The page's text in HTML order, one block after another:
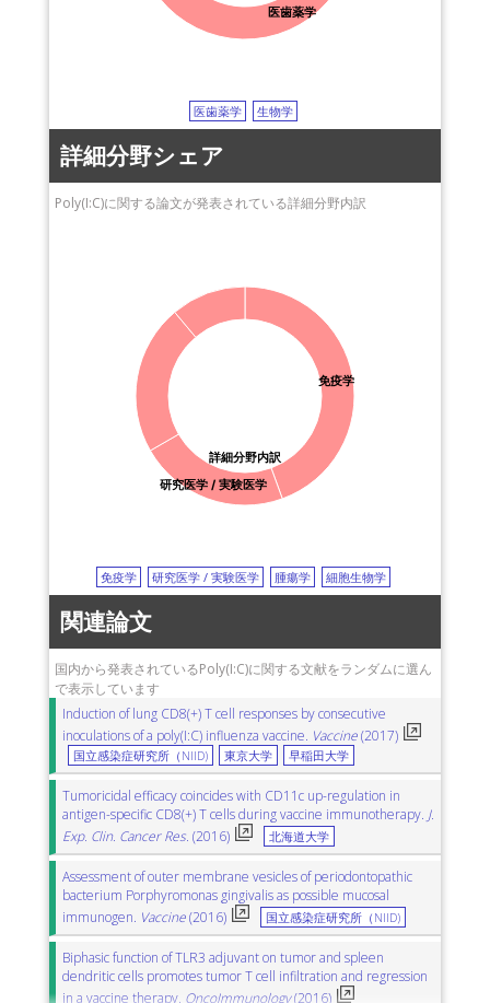
医歯薬学
医歯薬学 生物学
詳細分野シェア
Poly(I:C)に関する論文が発表されている詳細分野内訳
詳細分野内訳
免疫学
研究医学 / 実験医学
免疫学 研究医学 / 実験医学 腫瘍学 細胞生物学
関連論文
国内から発表されているPoly(I:C)に関する文献をランダムに選ん
で表示しています
Induction of lung CD8(+) T cell responses by consecutive
inoculations of a poly(I:C) influenza vaccine. Vaccine(2017)
国立感染症研究所（NIID) 東京大学 早稲田大学
Tumoricidal efficacy coincides with CD11c up-regulation in
antigen-specific CD8(+) T cells during vaccine immunotherapy. J.
Exp. Clin. Cancer Res. (2016) 北海道大学
Assessment of outer membrane vesicles of periodontopathic
bacterium Porphyromonas gingivalis as possible mucosal
immunogen. Vaccine(2016) 国立感染症研究所（NIID)
Biphasic function of TLR3 adjuvant on tumor and spleen
dendritic cells promotes tumor T cell infiltration and regression
in a vaccine therapy. OncoImmunology(2016)